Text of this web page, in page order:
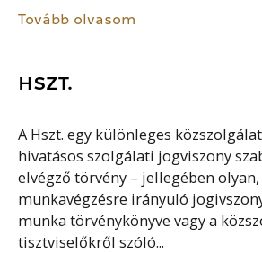
Tovább olvasom
HSZT.
A Hszt. egy különleges
hivatásos szolgálati jogviszony
elvégző törvény – jellegében
munkavégzésre irányuló
munka törvénykönyve vagy a
tisztviselőkről szóló...